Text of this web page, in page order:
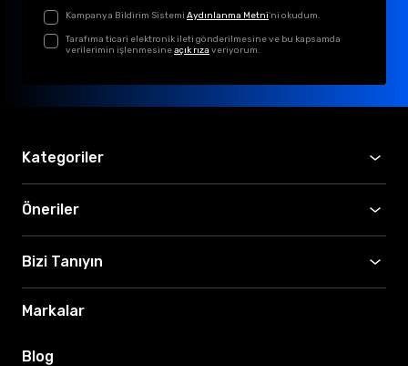
Kampanya Bildirim Sistemi Aydınlanma Metni'ni okudum.
Tarafıma ticari elektronik ileti gönderilmesine ve bu kapsamda
verilerimin işlenmesineaçık rıza veriyorum.
Kategoriler
Öneriler
Bizi Tanıyın
Markalar
Blog